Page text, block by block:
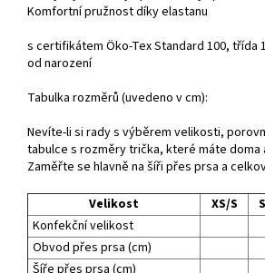
Komfortní pružnost díky elastanu
s certifikátem Öko-Tex Standard 100, třída
od narození
Tabulka rozměrů (uvedeno v cm):
Nevíte-li si rady s výběrem velikosti,
tabulce s rozměry trička, které máte doma
Zaměřte se hlavně na šíři přes prsa a
Velikost XS/S
Konfekční velikost
Obvod přes prsa (cm)